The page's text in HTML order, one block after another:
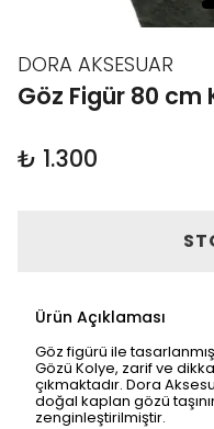
DORA AKSESUAR
Göz Figür 80 cm
₺ 1.300
Ürün Açıklaması
Göz figürü ile
Gözü Kolye, zarif ve
çıkmaktadır. Dora
doğal kaplan gözü
zenginleştirilmiştir.